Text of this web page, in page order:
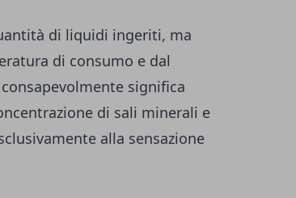
di liquidi ingeriti, ma
di consumo e dal
significa
di sali minerali e
alla sensazione